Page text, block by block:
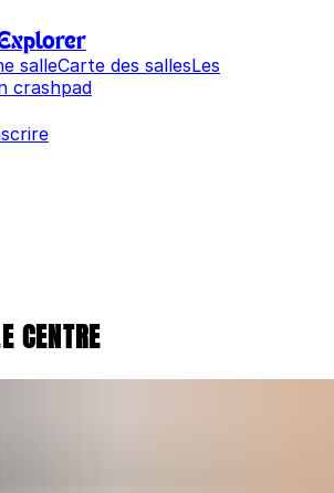
salleCarte des sallesLes
crashpad
CENTRE